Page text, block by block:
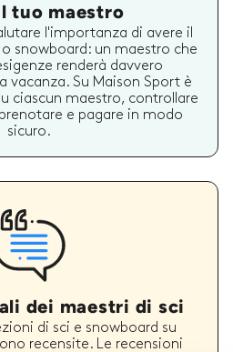
tuo maestro
l'importanza di avere il
snowboard: un maestro che
renderà davvero
vacanza. Su Maison Sport è
ciascun maestro, controllare
e pagare in modo
sicuro.
dei maestri di sci
di sci e snowboard su
recensite. Le recensioni